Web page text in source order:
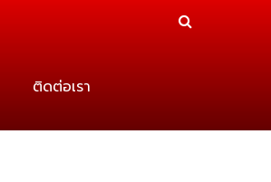
ติดต่อเรา